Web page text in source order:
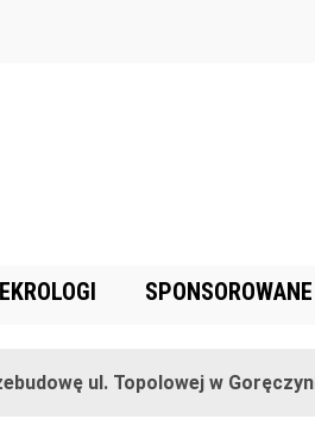
SPONSOROWANE
ul. Topolowej w Goręczynie